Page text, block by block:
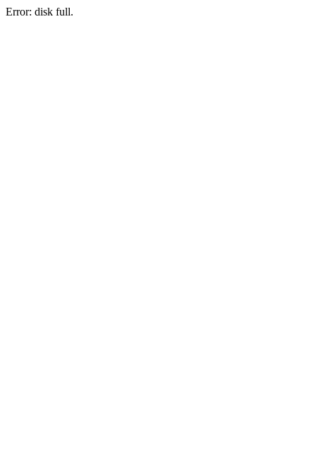
Error: disk full.